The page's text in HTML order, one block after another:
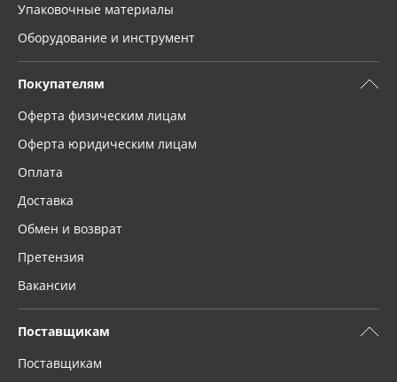
Упаковочные материалы
Оборудование и инструмент
Покупателям
Оферта физическим лицам
Оферта юридическим лицам
Оплата
Доставка
Обмен и возврат
Претензия
Вакансии
Поставщикам
Поставщикам